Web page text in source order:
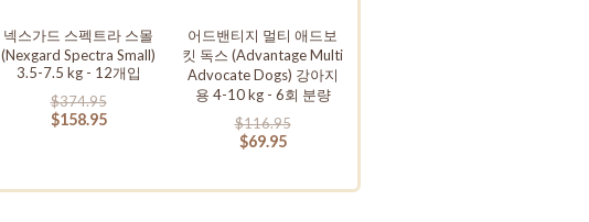
넥스가드 스펙트라 스몰
(Nexgard Spectra Small)
3.5-7.5 kg - 12개입
$374.95
$158.95
어드밴티지 멀티 애드보
킷 독스 (Advantage Multi
Advocate Dogs) 강아지
용 4-10 kg - 6회 분량
$116.95
$69.95